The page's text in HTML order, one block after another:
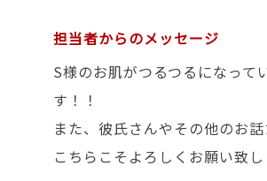
担当者からのメッセージ
S様のお肌がつるつるになって
す！！
また、彼氏さんやその他のお
こちらこそよろしくお願い致し